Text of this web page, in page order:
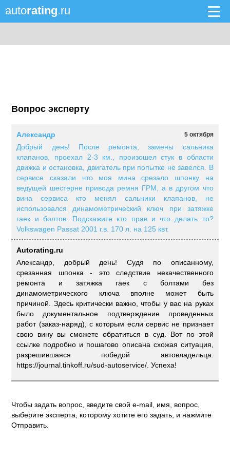
autorating.ru
Вопрос эксперту
5 октября
Александр
Добрый день! После ремонта, замены сальника
клапанов, проехал 2-3 км., произошел стук в области
движка и остановка, двигатель при попытке не завелся. В
сервисе сказали что моя мина срезало шпонку на
ведущей шестерне привода ремня ГРМ, а в другом что
вина сервиса кто менял сальники клапанов, не
использовался динамометрический ключ при затяжке
гаек и болтов. Подскажите кто прав и что делать то?
Volkswagen Passat 2001 г.в. 170 л. на 125 квт.
Autorating.ru
Александр, добрый день! Судя по описанному,
срезанная шпонка - это следствие некачественного
ремонта и затяжка гаек с болтами без
динамометрического ключа вполне может быть
причиной. Здесь критически важно, чтобы у вас на руках
было документальное подтверждение проведенных
работ (заказ-наряд), с которым если сервис не признает
свою вину вы сможете обратиться в суд. Вот по этой
ссылке подробно и пошагово описана схожая ситуация,
разрешившаяся победой автовладельца:
https://journal.tinkoff.ru/sud-autoservice/. Успеха!
Чтобы задать вопрос, введите свой e-mail, имя, вопрос,
выберите эксперта, которому хотите его задать, и нажмите
Отправить.